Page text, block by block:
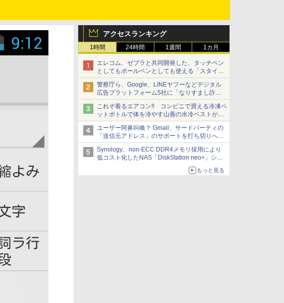
アクセスランキング
1時間 24時間 1週間 1カ月
エレコム、ゼブラと共同開発した、タッチペン
としてもボールペンとしても使える「スタイラ
スツーウェイ」発売 iPadにも紙にも、持ち替
えずに書き込める
警察庁ら、Google、LINEヤフーなどデジタル
広告プラットフォーム5社に「なりすまし詐欺
広告」対策強化を要請 著名人の写真や映像を
使った投資詐欺などへの対策として
これぞ着るエアコン!! コンビニで買える冷凍ペ
ットボトルで体を冷やす山善の水冷ベストがロ
ードバイクにちょうどいい【ぼっち・ざ・ろー
ど！その14】【空いた時間でなにしてる？】
ユーザー阿鼻叫喚？ Gmail、サードパーティの
「送信元アドレス」のサポートを打ち切りへ
【やじうまWatch】
Synology、non-ECC DDR4メモリ採用により
低コスト化したNAS「DiskStation neo+」シリ
ーズ 予算を抑えて導入でき、ECCメモリへの
もっと見る